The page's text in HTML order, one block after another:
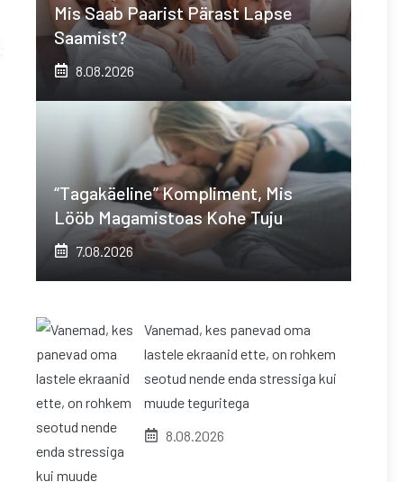
Mis Saab Paarist Pärast Lapse
Saamist?
8.08.2026
“Tagakäeline” Kompliment, Mis
Lööb Magamistoas Kohe Tuju
7.08.2026
Vanemad, kes panevad oma
lastele ekraanid ette, on rohkem
seotud nende enda stressiga kui
muude teguritega
8.08.2026